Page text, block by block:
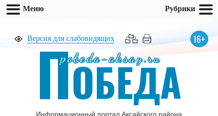
Версия для слабовидящих 16+
pobeda-aksay.ru
ПОБЕДА
Информационный портал Аксайского района
Меню Рубрики